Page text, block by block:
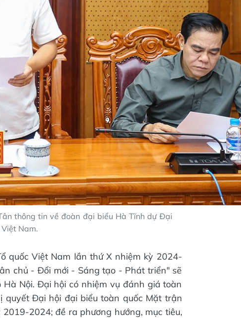
thông tin về đoàn đại biểu Hà Tĩnh dự Đại
Nam.
quốc Việt Nam lần thứ X nhiệm kỳ 2024-
chủ - Đổi mới - Sáng tạo - Phát triển" sẽ
Nội. Đại hội có nhiệm vụ đánh giá toàn
quyết Đại hội đại biểu toàn quốc Mặt trận
2024; đề ra phương hướng, mục tiêu,